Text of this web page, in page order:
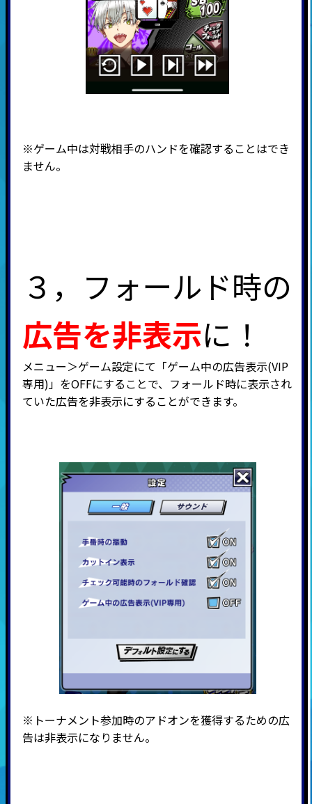
※ゲーム中は対戦相手のハンドを確認することはでき
ません。
３，フォールド時の
広告を非表示に！
メニュー＞ゲーム設定にて「ゲーム中の広告表示(VIP
専用)」をOFFにすることで、フォールド時に表示され
ていた広告を非表示にすることができます。
※トーナメント参加時のアドオンを獲得するための広
告は非表示になりません。